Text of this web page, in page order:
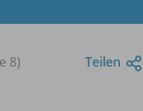
8) Teilen